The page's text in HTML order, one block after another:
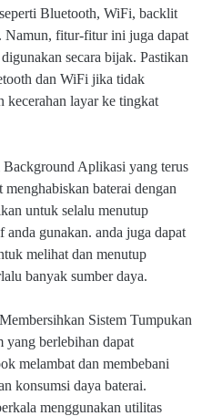
Bluetooth, WiFi, backlit
Namun, fitur-fitur ini juga dapat
secara bijak. Pastikan
dan WiFi jika tidak
kecerahan layar ke tingkat
Aplikasi yang terus
baterai dengan
untuk selalu menutup
gunakan. anda juga dapat
melihat dan menutup
banyak sumber daya.
Sistem Tumpukan
yang berlebihan dapat
melambat dan membebani
konsumsi daya baterai.
menggunakan utilitas